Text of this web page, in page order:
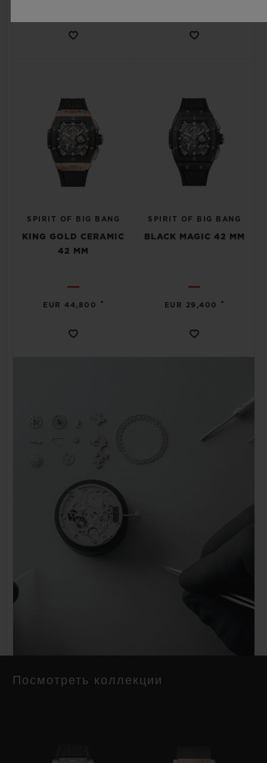
SPIRIT OF BIG BANG
KING GOLD CERAMIC
42 MM
EUR 44,800 •
SPIRIT OF BIG BANG
BLACK MAGIC 42 MM
EUR 29,400 •
Посмотреть коллекции